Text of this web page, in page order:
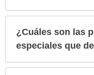
¿Cuáles son las
especiales que